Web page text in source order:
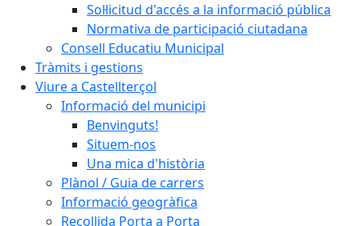
Sol·licitud d'accés a la informació pública
Normativa de participació ciutadana
Consell Educatiu Municipal
Tràmits i gestions
Viure a Castellterçol
Informació del municipi
Benvinguts!
Situem-nos
Una mica d'història
Plànol / Guia de carrers
Informació geogràfica
Recollida Porta a Porta